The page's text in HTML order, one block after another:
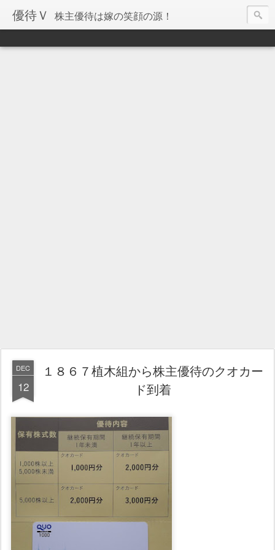
優待Ｖ 株主優待は嫁の笑顔の源！
DEC
12
１８６７植木組から株主優待のクオカー
ド到着